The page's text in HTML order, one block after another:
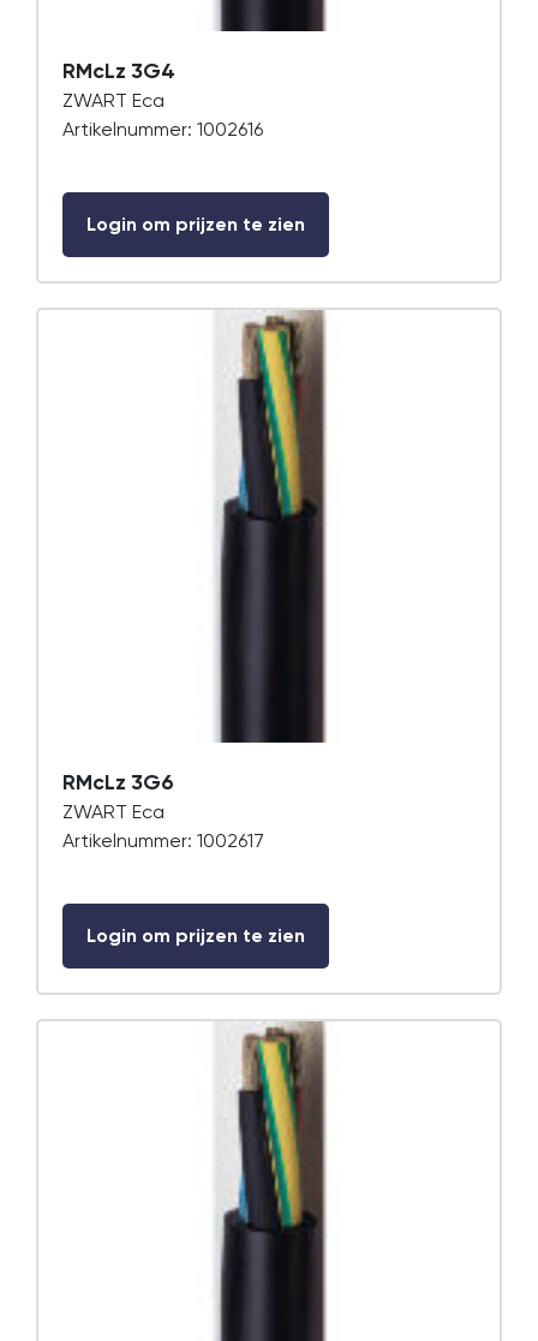
RMcLz 3G4
ZWART Eca
Artikelnummer: 1002616
Login om prijzen te zien
RMcLz 3G6
ZWART Eca
Artikelnummer: 1002617
Login om prijzen te zien